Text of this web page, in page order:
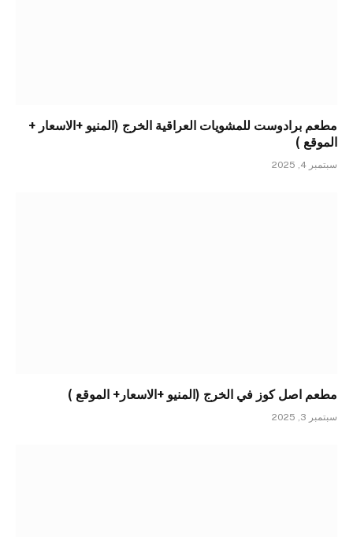
مطعم برادوست للمشويات العراقية الخرج (المنيو +الاسعار +
الموقع )
سبتمبر 4, 2025
مطعم اصل كوز في الخرج (المنيو +الاسعار+ الموقع )
سبتمبر 3, 2025